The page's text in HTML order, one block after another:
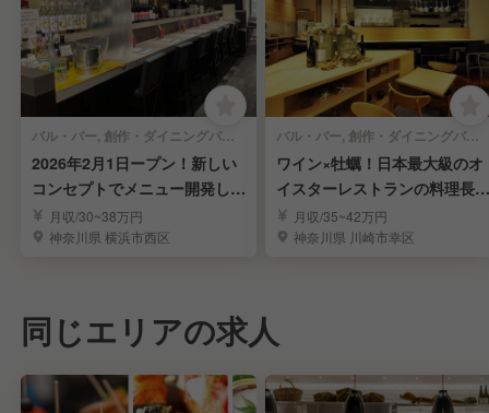
バル・バー, 創作・ダイニングバー | 料理長・料理長候補
2026年2月1日ープン！新しい
コンセプトでメニュー開発して
みませんか？
月収/30~38万円
神奈川県 横浜市西区
バル・バー, 創作・ダイニングバー | 料理長・料理長候補
ワイン×牡蠣！日本最大級のオ
イスターレストランの料理長候
補◎月9休
月収/35~42万円
神奈川県 川崎市幸区
同じエリアの求人